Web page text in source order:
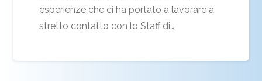
esperienze che ci ha portato a lavorare a
stretto contatto con lo Staff di…